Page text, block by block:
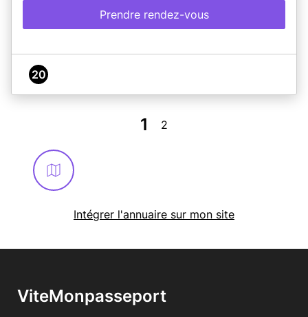
Prendre rendez-vous
20
1 2
Intégrer l'annuaire sur mon site
ViteMonpasseport